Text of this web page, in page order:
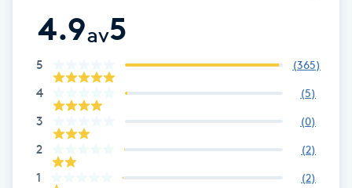
Föning
Gel naglar
Gelenaglar
4.9av5
5 (365)
4 (5)
3 (0)
2 (2)
1 (2)